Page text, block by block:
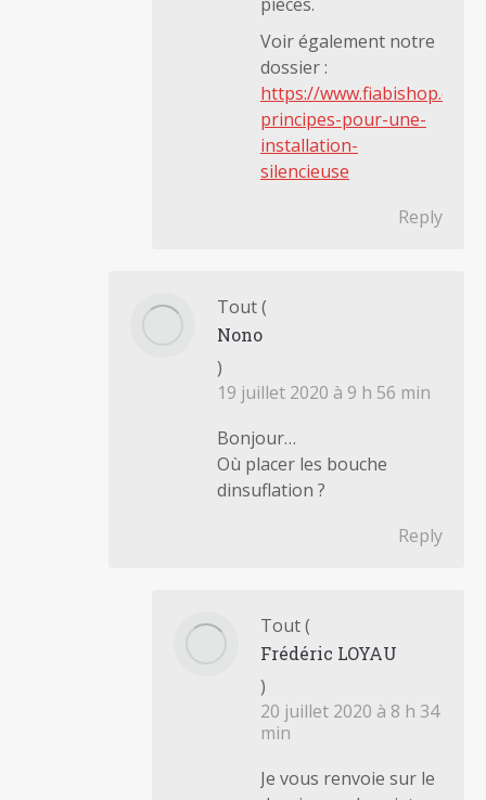
Voir également notre
dossier :
https://
principes-pour-une-
installation-
silencieuse
Reply
Tout(
Nono
)
19 juillet 2020 à 9 h 56 min
Bonjour…
Où placer les bouche
dinsuflation ?
Reply
Tout(
Frédéric LOYAU
)
20 juillet 2020 à 8 h 34
min
Je vous renvoie sur le